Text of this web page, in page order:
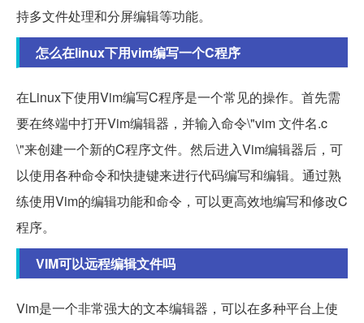
持多文件处理和分屏编辑等功能。
怎么在linux下用vim编写一个C程序
在Linux下使用Vim编写C程序是一个常见的操作。首先需
要在终端中打开Vim编辑器，并输入命令\"vim 文件名.c
\"来创建一个新的C程序文件。然后进入Vim编辑器后，可
以使用各种命令和快捷键来进行代码编写和编辑。通过熟
练使用Vim的编辑功能和命令，可以更高效地编写和修改C
程序。
VIM可以远程编辑文件吗
Vim是一个非常强大的文本编辑器，可以在多种平台上使